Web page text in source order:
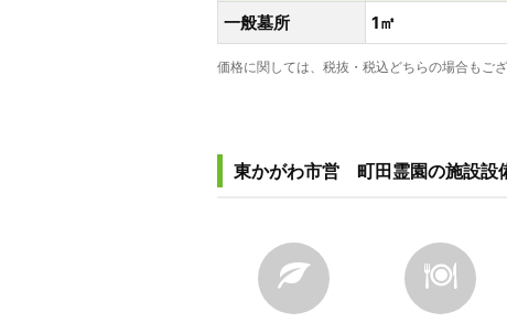
一般墓所
1㎡
価格に関しては、税抜・税込どちらの場合もご
東かがわ市営 町田霊園の施設設